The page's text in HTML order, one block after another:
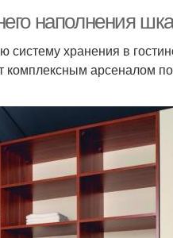
наполнения
систему хранения в
арсеналом